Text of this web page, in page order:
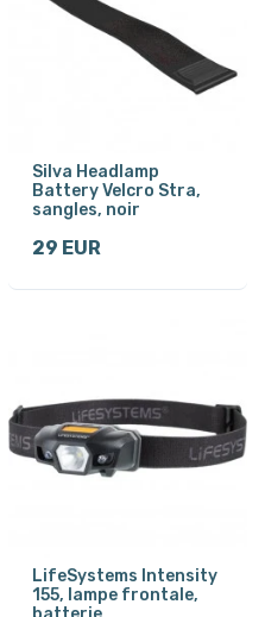
Silva Headlamp
Battery Velcro Stra,
sangles, noir
29 EUR
LifeSystems Intensity
155, lampe frontale,